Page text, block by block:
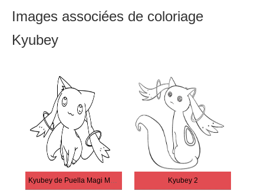
Images associées de coloriage
Kyubey
Kyubey 2